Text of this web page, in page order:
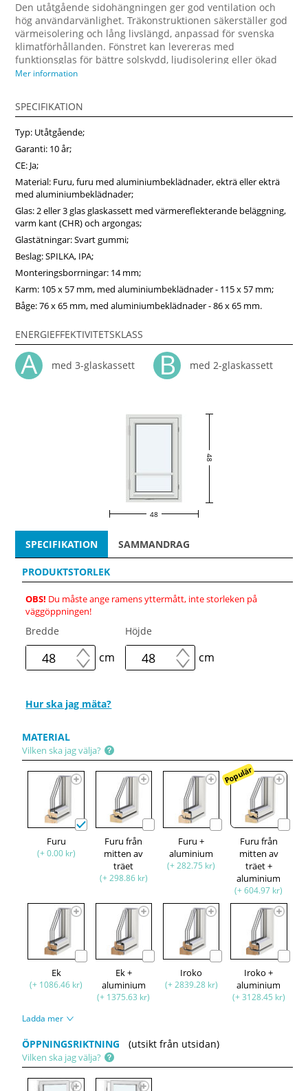
Den utåtgående sidohängningen ger god ventilation och
hög användarvänlighet. Träkonstruktionen säkerställer god
värmeisolering och lång livslängd, anpassad för svenska
klimatförhållanden. Fönstret kan levereras med
funktionsglas för bättre solskydd, ljudisolering eller ökad
säkerhet samt med öppningsbegränsare för säker vädring.
kvalitet. Anpassa mått och utförande och beställ enkelt hos
fonsterpro.se.
Mer information
SPECIFIKATION
Typ: Utåtgående;
Garanti: 10 år;
CE: Ja;
Material: Furu, furu med aluminiumbeklädnader, ekträ eller ekträ
med aluminiumbeklädnader;
Glas: 2 eller 3 glas glaskassett med värmereflekterande beläggning,
varm kant (CHR) och argongas;
Glastätningar: Svart gummi;
Beslag: SPILKA, IPA;
Monteringsborrningar: 14 mm;
Karm: 105 x 57 mm, med aluminiumbeklädnader - 115 x 57 mm;
Båge: 76 x 65 mm, med aluminiumbeklädnader - 86 x 65 mm.
ENERGIEFFEKTIVITETSKLASS
med 3-glaskassett med 2-glaskassett
48
48
SPECIFIKATION SAMMANDRAG
PRODUKTSTORLEK
OBS! Du måste ange ramens yttermått, inte storleken på
väggöppningen!
Bredde
cm
Höjde
cm
Hur ska jag mäta?
MATERIAL
Vilken ska jag välja?
Furu
(+ 0.00 kr)
Furu från
mitten av
träet
(+ 298.86 kr)
Furu +
aluminium
(+ 282.75 kr)
Populär
Furu från
mitten av
träet +
aluminium
(+ 604.97 kr)
Ek
(+ 1086.46 kr)
Ek +
aluminium
(+ 1375.63 kr)
Iroko
(+ 2839.28 kr)
Iroko +
aluminium
(+ 3128.45 kr)
Ladda mer
ÖPPNINGSRIKTNING (utsikt från utsidan)
Vilken ska jag välja?